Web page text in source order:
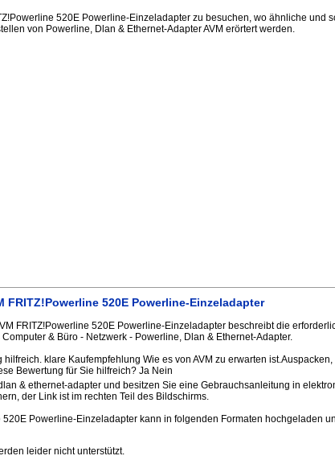
520E Powerline-Einzeladapter zu besuchen, wo ähnliche und
von Powerline, Dlan & Ethernet-Adapter AVM erörtert werden.
520E Powerline-Einzeladapter
FRITZ!Powerline 520E Powerline-Einzeladapter beschreibt die
& Büro - Netzwerk - Powerline, Dlan & Ethernet-Adapter.
klare Kaufempfehlung Wie es von AVM zu erwarten
Bewertung für Sie hilfreich? Ja Nein
& ethernet-adapter und besitzen Sie eine Gebrauchsanleitung in
der Link ist im rechten Teil des Bildschirms.
520E Powerline-Einzeladapter kann in folgenden Formaten hochgeladen
leider nicht unterstützt.